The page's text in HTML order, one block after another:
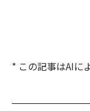
* この記事はAIに